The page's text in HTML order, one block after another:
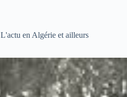
L'actu en Algérie et ailleurs